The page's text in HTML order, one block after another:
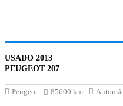
USADO 2013
PEUGEOT 207
Peugeot 85600 km